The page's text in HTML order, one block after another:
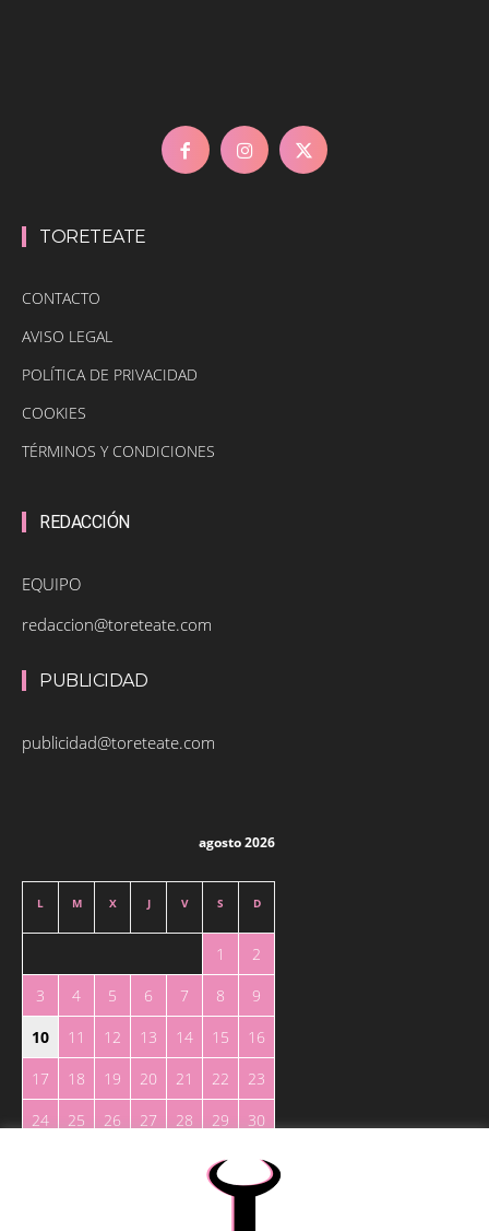
TORETEATE
CONTACTO
AVISO LEGAL
POLÍTICA DE PRIVACIDAD
COOKIES
TÉRMINOS Y CONDICIONES
REDACCIÓN
EQUIPO
redaccion@toreteate.com
PUBLICIDAD
publicidad@toreteate.com
agosto 2026
L M X J V S D
1
2
3
4 5 6 7 8
9
10
11 12 13 14 15
16
17
18 19 20 21 22
23
24
25 26 27 28 29
30